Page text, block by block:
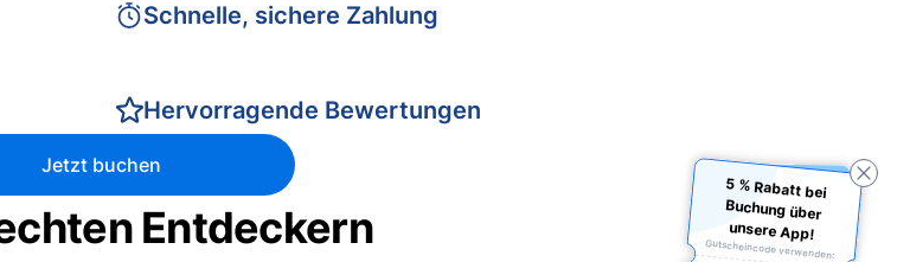
Schnelle, sichere Zahlung
Hervorragende Bewertungen
Jetzt buchen
Entdeckern
5 % Rabatt bei
Buchung über
unsere App!
Gutscheincode verwenden: